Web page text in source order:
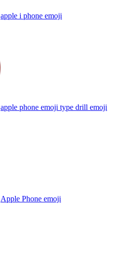
apple i phone emoji
apple phone emoji type drill emoji
Apple Phone emoji